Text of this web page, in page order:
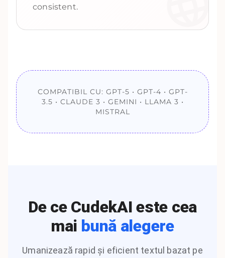
consistent.
COMPATIBIL CU: GPT-5 • GPT-4 • GPT-
3.5 • CLAUDE 3 • GEMINI • LLAMA 3 •
MISTRAL
De ce CudekAI este cea
mai bună alegere
Umanizează rapid și eficient textul bazat pe